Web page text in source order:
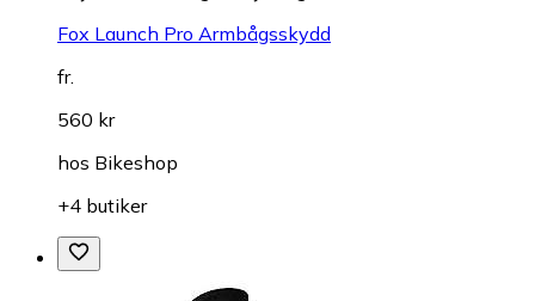
Fox Launch Pro Armbågsskydd
fr.
560 kr
hos Bikeshop
+4 butiker